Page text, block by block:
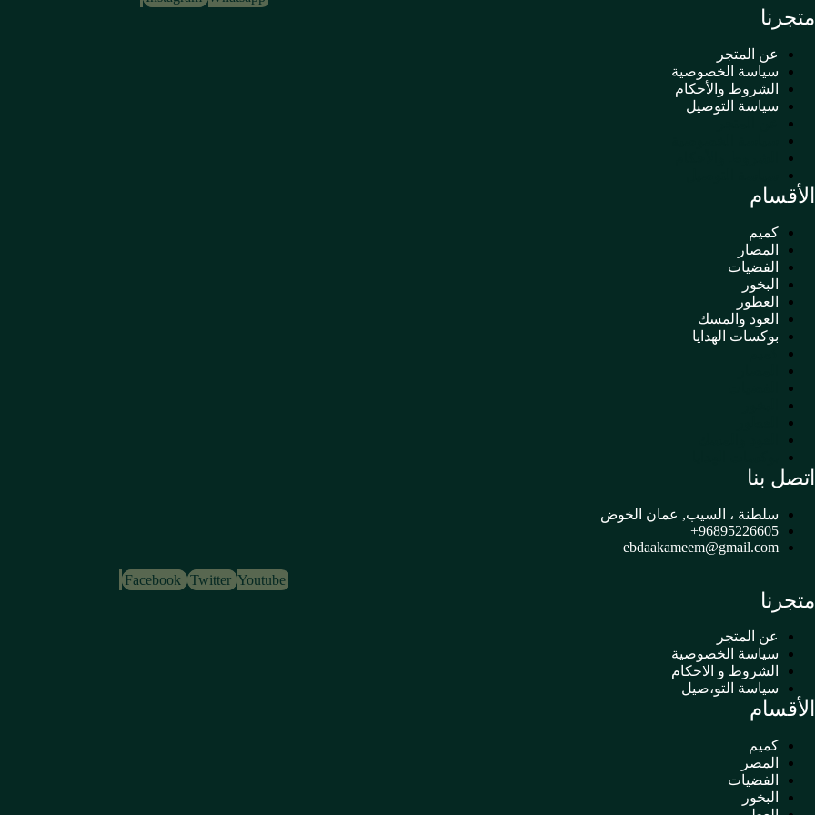
متجرنا
عن المتجر
سياسة الخصوصية
الشروط والأحكام
سياسة التوصيل
الأقسام
كميم
المصار
الفضيات
البخور
العطور
العود والمسك
بوكسات الهدايا
اتصل بنا
سلطنة ، السيب, عمان الخوض
96895226605+
ebdaakameem@gmail.com
Facebook Twitter Youtube
متجرنا
عن المتجر
سياسة الخصوصية
الشروط و الاحكام
سياسة التو،صيل
الأقسام
كميم
المصر
الفضيات
البخور